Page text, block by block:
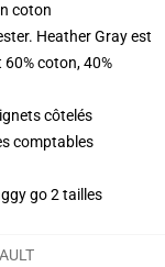
coton
Heather Gray est
coton, 40%
côtelés
comptables
go 2 tailles